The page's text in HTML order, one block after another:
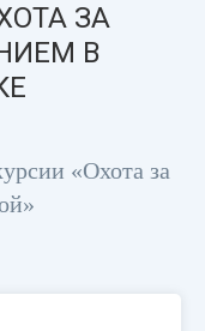
ЗА
В
«Охота за